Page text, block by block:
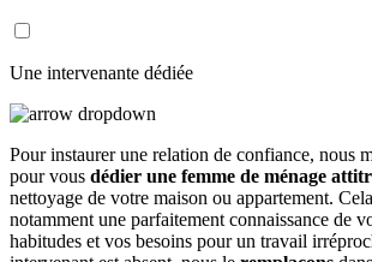
Une intervenante dédiée
Pour instaurer une relation de confiance, nous
pour vous dédier une femme de ménage
nettoyage de votre maison ou appartement.
notamment une parfaitement connaissance de
habitudes et vos besoins pour un travail